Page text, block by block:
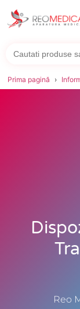
for:
Prima pagină
Reo